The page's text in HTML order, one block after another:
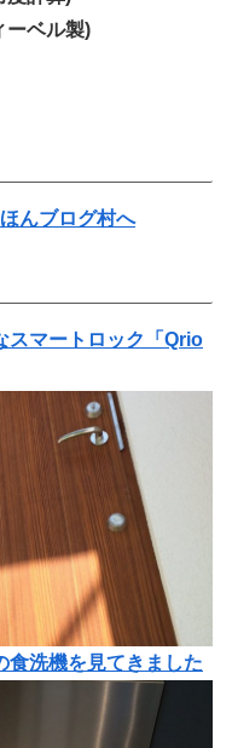
ーベル製)
スマートロック「Qrio
食洗機を見てきました